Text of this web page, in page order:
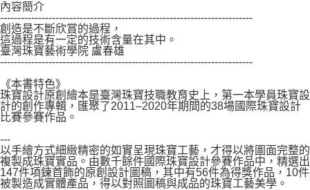
博客來商品配送方式
每筆NT$80，滿NT$1,000(含以上)免運費
內容簡介
-------------------------------------------------------------------------
創造是不斷欣賞的過程，
這過程是有一定的技術含量在其中。
臺灣珠寶藝術學院 盧春雄
-------------------------------------------------------------------------
《本書特色》
珠寶設計原創繪本是臺灣珠寶技職教育史上，第一本學員珠寶設
計的創作專輯，匯聚了2011–2020年期間的38場國際珠寶設計
比賽參賽作品。
---
以手繪方式細緻精密的如實呈現珠寶工藝，才得以將圖面完整的
複製成珠寶實品。由數千餘件國際珠寶設計參賽作品中，精選出
147件項鍊首飾的原創設計圖稿，其中有56件為得獎作品，10件
被製造成實體產品，得以對照圖稿與成品的珠寶工藝美學。